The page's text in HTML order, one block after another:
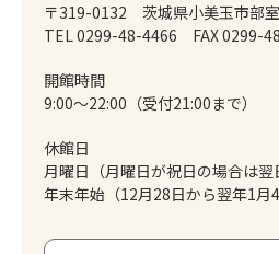
〒319-0132 茨城県小美玉市部
TEL 0299-48-4466
FAX 0299-
開館時間
9:00～22:00（受付21:00まで）
休館日
月曜日（月曜日が祝日の場合は翌
年末年始（12月28日から翌年1月4